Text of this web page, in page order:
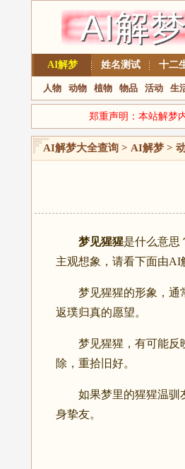
AI解梦 姓名测试 十二
人物 动物 植物 物品 活动 生
郑重声明：本站解梦
AI解梦大全查询 > AI解梦 >
梦见猩猩是什么意思
主观想象，请看下面由AI
梦见猩猩的形象，通常
返璞归真的愿望。
梦见猩猩，有可能反映
除，重拾旧好。
如果梦里的猩猩温驯友
身挚友。